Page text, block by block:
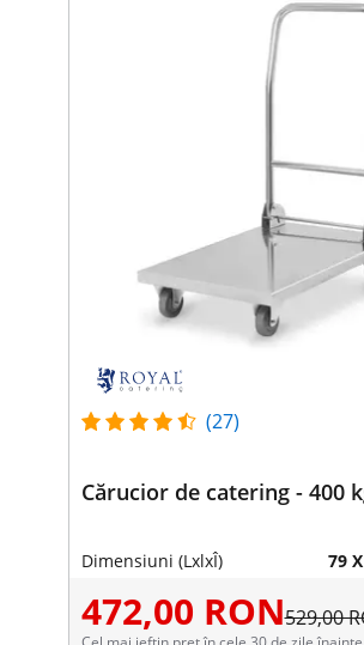
(27)
Cărucior de catering - 400
Dimensiuni (LxlxÎ) 79
472,00 RON529,00